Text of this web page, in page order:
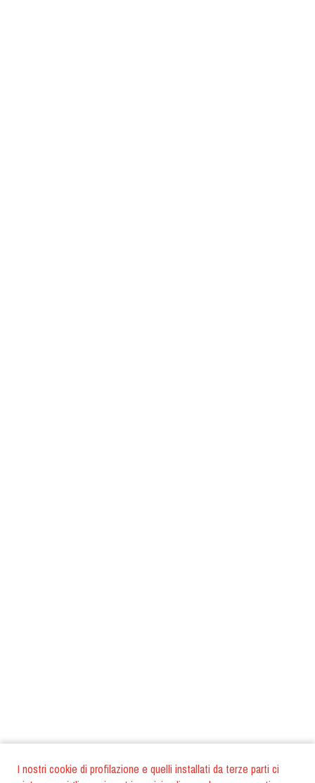
I nostri cookie di profilazione e quelli installati da terze parti ci